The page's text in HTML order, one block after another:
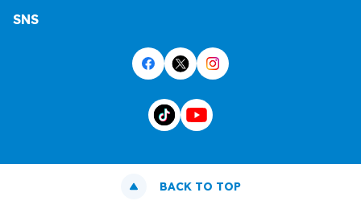
SNS
BACK TO TOP